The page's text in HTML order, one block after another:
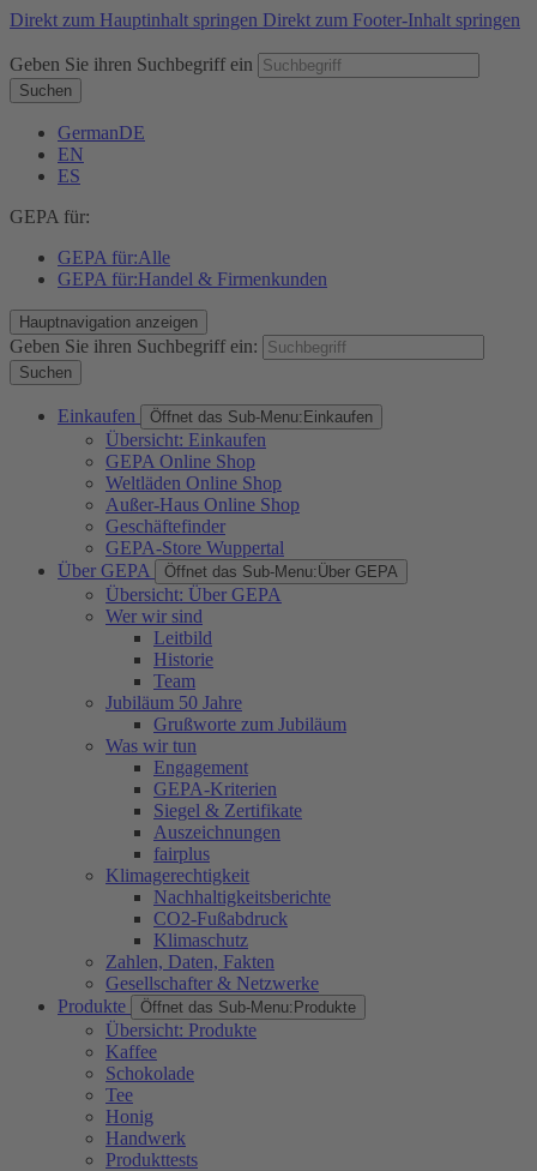
Direkt zum Hauptinhalt springen Direkt zum Footer-Inhalt springen
Geben Sie ihren Suchbegriff ein
Suchen
GermanDE
EN
ES
GEPA für:
GEPA für:Alle
GEPA für:Handel & Firmenkunden
Hauptnavigation anzeigen
Geben Sie ihren Suchbegriff ein:
Suchen
Einkaufen Öffnet das Sub-Menu: Einkaufen
Übersicht: Einkaufen
GEPA Online Shop
Weltläden Online Shop
Außer-Haus Online Shop
Geschäftefinder
GEPA-Store Wuppertal
Über GEPA
Öffnet das Sub-Menu:Über GEPA
Übersicht: Über GEPA
Wer wir sind
Leitbild
Historie
Team
Jubiläum 50 Jahre
Grußworte zum Jubiläum
Was wir tun
Engagement
GEPA-Kriterien
Siegel & Zertifikate
Auszeichnungen
fairplus
Klimagerechtigkeit
Nachhaltigkeitsberichte
CO2-Fußabdruck
Klimaschutz
Zahlen, Daten, Fakten
Gesellschafter & Netzwerke
Produkte
Öffnet das Sub-Menu: Produkte
Übersicht: Produkte
Kaffee
Schokolade
Tee
Honig
Handwerk
Produkttests